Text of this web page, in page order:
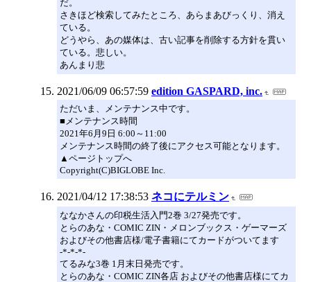
だ。
さきほど検索してみたところ、あらまあびっくり、消え
ている。
どうやら、あの媒体は、古い記事を削除する方針を貫い
ている。悲しい。
あんまり悲
2021/06/09 06:57:59 edition GASPARD, inc.
ただいま、メンテナンス中です。
■メンテナンス時間
2021年6月9日 6:00～11:00
メンテナンス時間の終了後にアクセス可能となります。
▲ページトップへ
Copyright(C)BIGLOBE Inc.
2021/04/12 17:38:53 ネコにテルミン
ななかさんの印税生活入門2巻 3/27発売です。
とらのあな・COMIC ZIN・メロンブックス・ゲーマーズ
およびその他書店様/電子書籍にてカードがついてます
-*-*-*-
てるみな3巻 1月末日発売です。
とらのあな・COMIC ZIN各店 およびその他書店様にてカ